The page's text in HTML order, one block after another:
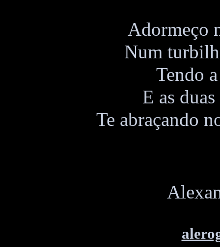
Adormeço
Num
Tendo
E as
Te abraçando